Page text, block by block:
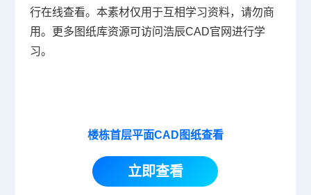
行在线查看。本素材仅用于互相学习资料，请勿商
用。更多图纸库资源可访问浩辰CAD官网进行学
习。
楼栋首层平面CAD图纸查看
立即查看